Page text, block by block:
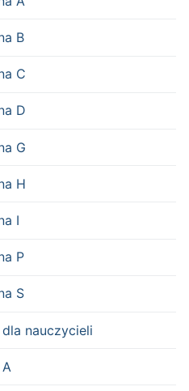
B
C
D
G
H
I
P
S
nauczycieli